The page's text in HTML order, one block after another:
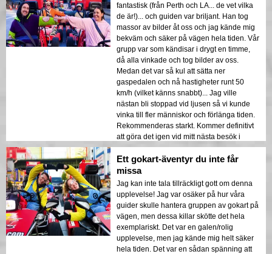
fantastisk (från Perth och LA... de vet vilka
de är!)... och guiden var briljant. Han tog
massor av bilder åt oss och jag kände mig
bekväm och säker på vägen hela tiden. Vår
grupp var som kändisar i drygt en timme,
då alla vinkade och tog bilder av oss.
Medan det var så kul att sätta ner
gaspedalen och nå hastigheter runt 50
km/h (vilket känns snabbt)... Jag ville
nästan bli stoppad vid ljusen så vi kunde
vinka till fler människor och förlänga tiden.
Rekommenderas starkt. Kommer definitivt
att göra det igen vid mitt nästa besök i
Tokyo.
Ett gokart-äventyr du inte får
missa
Jag kan inte tala tillräckligt gott om denna
upplevelse! Jag var osäker på hur våra
guider skulle hantera gruppen av gokart på
vägen, men dessa killar skötte det hela
exemplariskt. Det var en galen/rolig
upplevelse, men jag kände mig helt säker
hela tiden. Det var en sådan spänning att